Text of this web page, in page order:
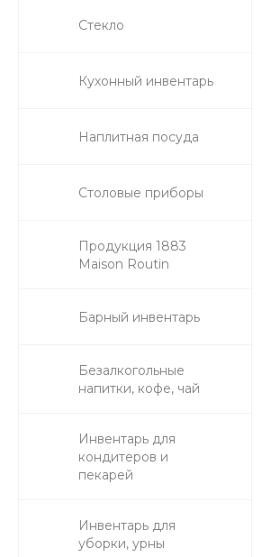
Стекло
Кухонный инвентарь
Наплитная посуда
Столовые приборы
Продукция 1883
Maison Routin
Барный инвентарь
Безалкогольные
напитки, кофе, чай
Инвентарь для
кондитеров и
пекарей
Инвентарь для
уборки, урны